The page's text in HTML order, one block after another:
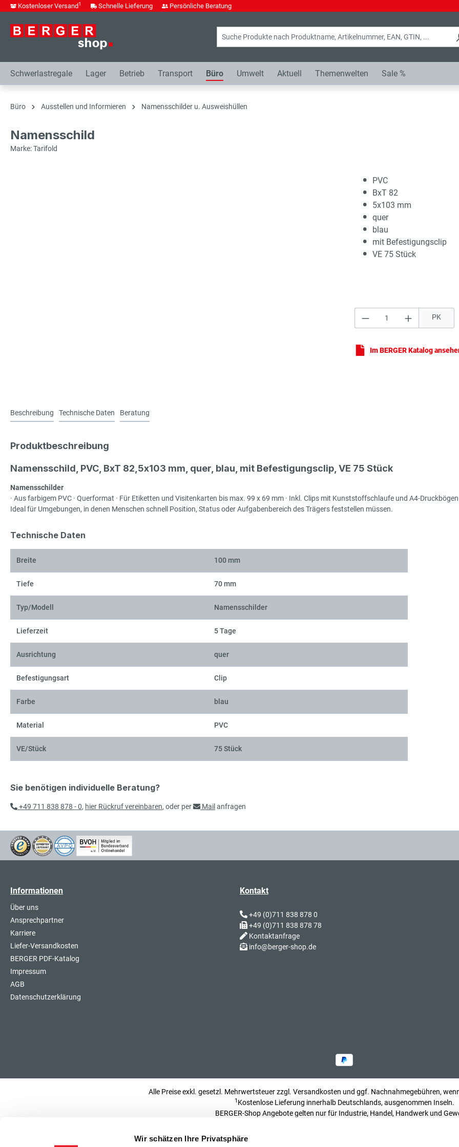
Wir schätzen Ihre Privatsphäre
Zur Hauptnavigation springen
Kostenloser Versand1 Schnelle Lieferung Persönliche Beratung
Schwerlastregale Lager Betrieb Transport Büro Umwelt Aktuell Themenwelten Sale %
Büro Ausstellen und Informieren Namensschilder u. Ausweishüllen
Namensschild
Marke: Tarifold
PVC
BxT 82
5x103 mm
quer
blau
mit Befestigungsclip
VE 75 Stück
Produkt Anzahl:
PK
Im BERGER Katalog
Beschreibung Technische Daten Beratung
Produktbeschreibung
Namensschild, PVC, BxT 82,5x103 mm, quer, blau, mit Befestigungsclip, VE 75 Stück
Namensschilder
· Aus farbigem PVC · Querformat · Für Etiketten und Visitenkarten bis max. 99 x 69 mm · Inkl. Clips mit Kunststoffschlaufe und A4-Druckbögen
Ideal für Umgebungen, in denen Menschen schnell Position, Status oder Aufgabenbereich des Trägers feststellen müssen.
Technische Daten
Breite 100 mm
Tiefe 70 mm
Typ/Modell Namensschilder
Lieferzeit 5 Tage
Ausrichtung quer
Befestigungsart Clip
Farbe blau
Material PVC
VE/Stück 75 Stück
Sie benötigen individuelle Beratung?
+49 711 838 878 - 0, hier Rückruf vereinbaren, oder per Mail anfragen
Informationen
Über uns
Ansprechpartner
Karriere
Liefer-Versandkosten
BERGER PDF-Katalog
Impressum
AGB
Datenschutzerklärung
Kontakt
+49 (0)711 838 878 0
+49 (0)711 838 878 78
Kontaktanfrage
info@berger-shop.de
Alle Preise exkl. gesetzl. Mehrwertsteuer zzgl. Versandkosten und ggf. Nachnahmegebühren,
1 Kostenlose Lieferung innerhalb Deutschlands, ausgenommen Inseln.
BERGER-Shop Angebote gelten nur für Industrie, Handel, Handwerk und